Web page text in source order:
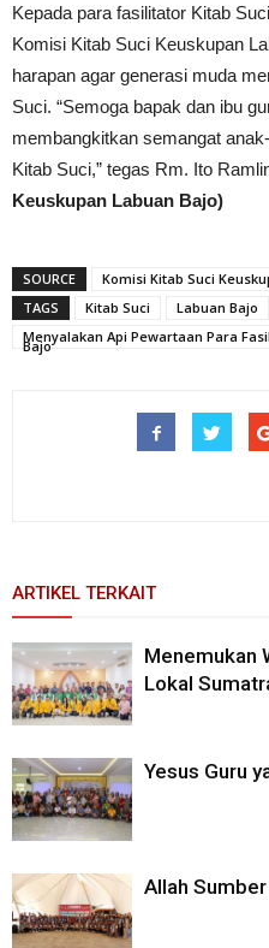
Kepada para fasilitator Kitab
Komisi Kitab Suci Keuskupan
harapan agar generasi muda
Suci. “Semoga bapak dan ibu
membangkitkan semangat
Kitab Suci,” tegas Rm. Ito
Keuskupan Labuan Bajo)
SOURCE
Komisi Kitab Suci
TAGS
Kitab Suci
Labuan Bajo
Menyalakan Api Pewartaan Para
Bajo
ARTIKEL TERKAIT
Menemukan
Lokal
Yesus Guru
Allah